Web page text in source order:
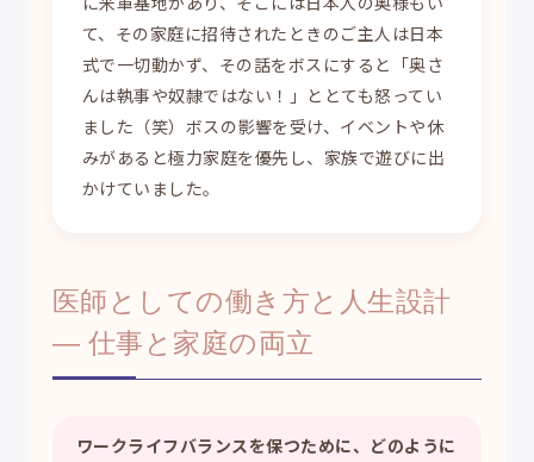
て、その家庭に招待されたときのご主人は日本
式で一切動かず、その話をボスにすると「奥さ
んは執事や奴隷ではない！」ととても怒ってい
ました（笑）ボスの影響を受け、イベントや休
みがあると極力家庭を優先し、家族で遊びに出
かけていました。
医師としての働き方と人生設計
— 仕事と家庭の両立
ワークライフバランスを保つために、どのように